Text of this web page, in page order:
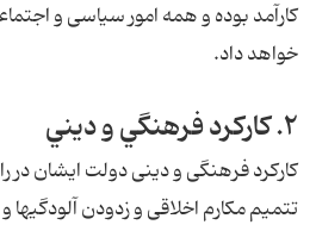
كارآمد بوده و همه امور سياسى و
خواهد داد.
۲. كاركرد فرهنگي و ديني
كاركرد فرهنگى و دينى دولت ايشان در
تتميم مكارم اخلاقى و زدودن